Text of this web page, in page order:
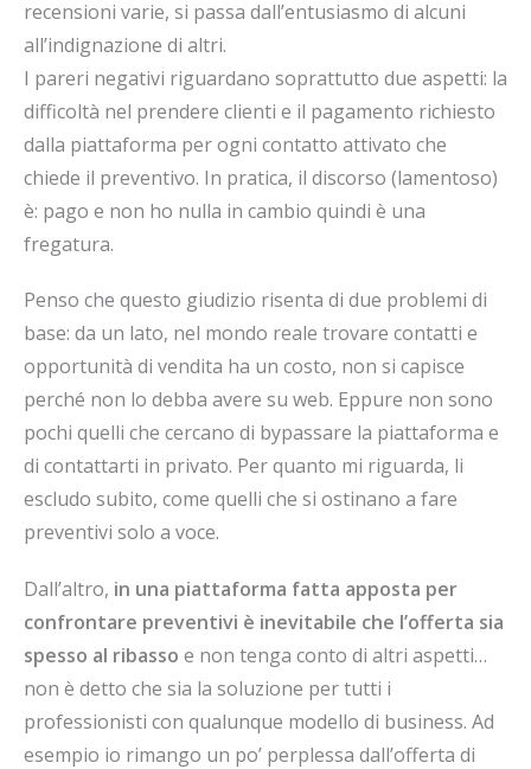
recensioni varie, si passa dall’entusiasmo di alcuni
all’indignazione di altri.
I pareri negativi riguardano soprattutto due aspetti: la
difficoltà nel prendere clienti e il pagamento richiesto
dalla piattaforma per ogni contatto attivato che
chiede il preventivo. In pratica, il discorso (lamentoso)
è: pago e non ho nulla in cambio quindi è una
fregatura.
Penso che questo giudizio risenta di due problemi di
base: da un lato, nel mondo reale trovare contatti e
opportunità di vendita ha un costo, non si capisce
perché non lo debba avere su web. Eppure non sono
pochi quelli che cercano di bypassare la piattaforma e
di contattarti in privato. Per quanto mi riguarda, li
escludo subito, come quelli che si ostinano a fare
preventivi solo a voce.
Dall’altro, in una piattaforma fatta apposta per
confrontare preventivi è inevitabile che l’offerta sia
spesso al ribasso e non tenga conto di altri aspetti…
non è detto che sia la soluzione per tutti i
professionisti con qualunque modello di business. Ad
esempio io rimango un po’ perplessa dall’offerta di